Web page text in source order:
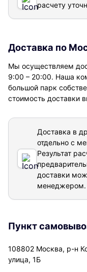
расчету
Доставка по
Мы осуществляем
9:00 – 20:00. Наша
большой парк
стоимость доставки
Доставка в
отдельно с
Результат
доставки
менеджером.
Пункт
108802 Москва, р-н
улица, 1Б